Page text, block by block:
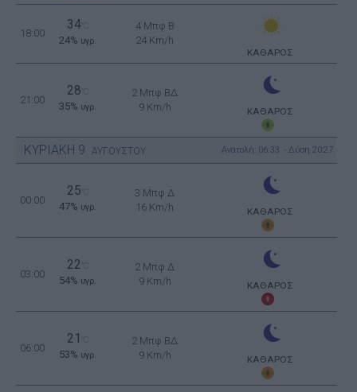
18:00
34°C
24% υγρ.
4 Μπφ B
24 Km/h
ΚΑΘΑΡΟΣ
21:00
28
35% υγρ.
2 Μπφ ΒΔ
9 Km/h
ΚΑΘΑΡΟΣ
ΚΥΡΙΑΚΗ 9 ΑΥΓΟΥΣΤΟΥ Ανατολή: 06:33 - Δύση 20:27
00:00
25
47% υγρ.
3 Μπφ Δ
16 Km/h
ΚΑΘΑΡΟΣ
03:00
22
54% υγρ.
2 Μπφ Δ
9 Km/h
ΚΑΘΑΡΟΣ
06:00
21
53% υγρ.
2 Μπφ ΒΔ
9 Km/h
ΚΑΘΑΡΟΣ